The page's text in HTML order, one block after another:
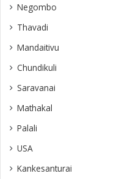
Negombo
Thavadi
Mandaitivu
Chundikuli
Saravanai
Mathakal
Palali
USA
Kankesanturai